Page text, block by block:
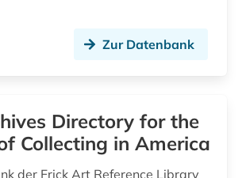
geschichte 1931-2000 (1)
geschichte 1940-1950 (1)
geschichte 1945 - 1959 (1)
geschichte 1945- (1)
Zur Datenbank
Directory for the
Collecting in America
der Frick Art Reference Library